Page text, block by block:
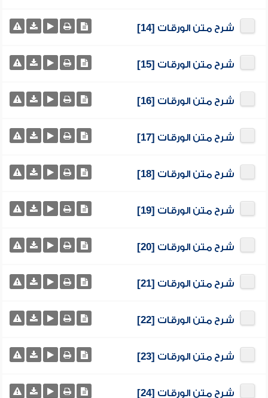
شرح متن الورقات [14]
شرح متن الورقات [15]
شرح متن الورقات [16]
شرح متن الورقات [17]
شرح متن الورقات [18]
شرح متن الورقات [19]
شرح متن الورقات [20]
شرح متن الورقات [21]
شرح متن الورقات [22]
شرح متن الورقات [23]
شرح متن الورقات [24]